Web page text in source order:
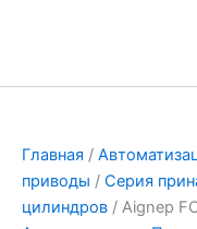
Главная /
приводы / Серия
цилиндров / Aignep